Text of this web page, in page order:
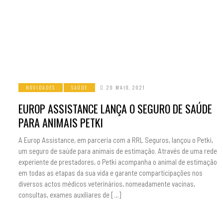
NOVIDADES SAÚDE 20 MAIO, 2021
EUROP ASSISTANCE LANÇA O SEGURO DE SAÚDE
PARA ANIMAIS PETKI
A Europ Assistance, em parceria com a RRL Seguros, lançou o Petki,
um seguro de saúde para animais de estimação. Através de uma rede
experiente de prestadores, o Petki acompanha o animal de estimação
em todas as etapas da sua vida e garante comparticipações nos
diversos actos médicos veterinários, nomeadamente vacinas,
consultas, exames auxiliares de […]